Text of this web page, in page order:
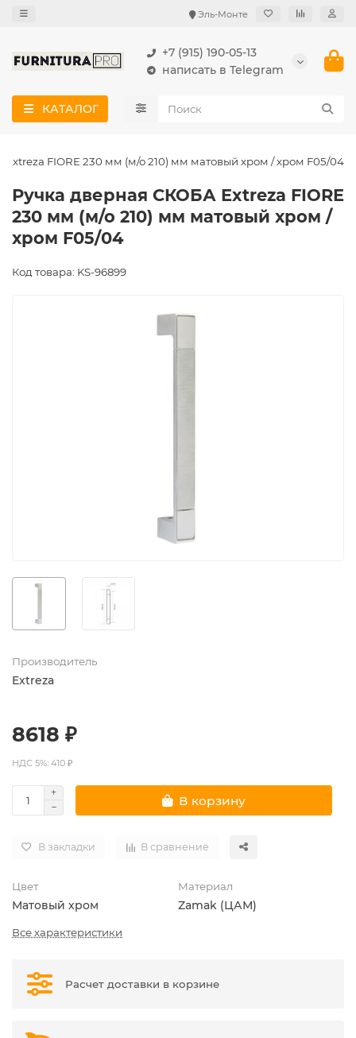
Эль-Монте
+7 (915) 190-05-13
написать в Telegram
КАТАЛОГ
FIORE 230 мм (м/о 210) мм матовый хром / хром F05/04
Ручка дверная СКОБА Extreza FIORE
230 мм (м/о 210) мм матовый хром /
хром F05/04
Код товара: KS-96899
Производитель
Extreza
8618 ₽
НДС 5%: 410 ₽
В корзину
В закладки В сравнение
Цвет
Матовый хром
Материал
Zamak (ЦАМ)
Все характеристики
Расчет доставки в корзине